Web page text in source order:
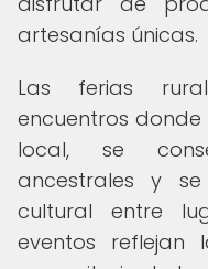
artesanías únicas.
Las ferias
encuentros
local, se
ancestrales y
cultural entre
eventos reflejan